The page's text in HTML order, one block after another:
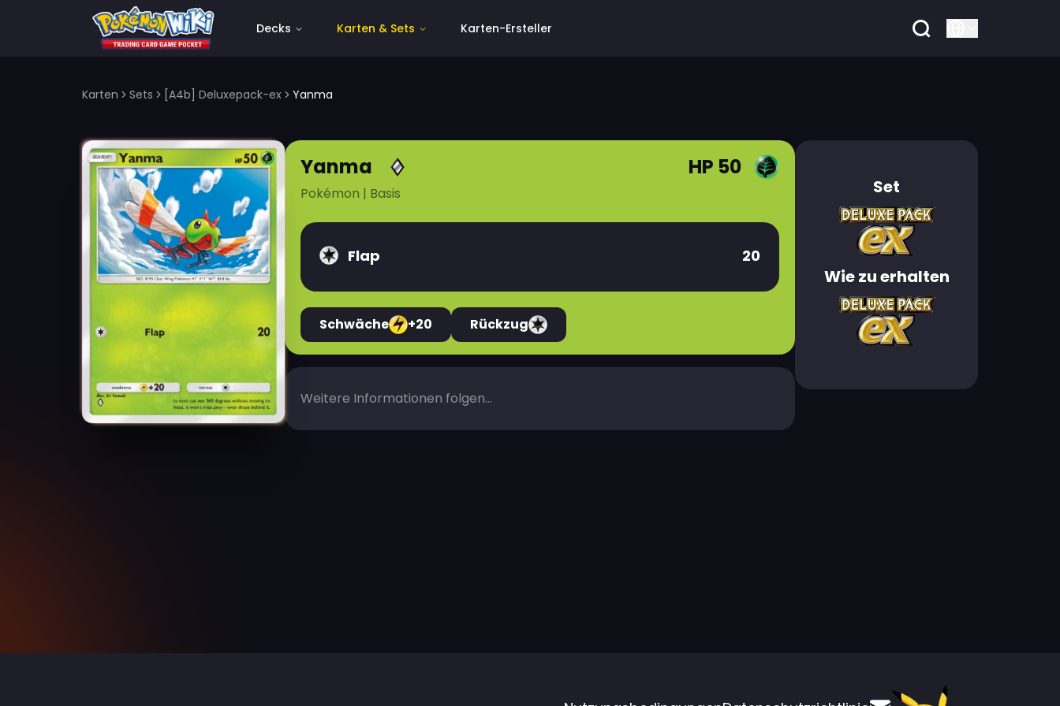
Karten Sets [A4b] Deluxepack-ex Yanma
Decks Karten & Sets Karten-Ersteller
Yanma HP 50
Pokémon | Basis
Flap 20
Schwäche +20 Rückzug
Weitere Informationen folgen...
Set
Wie zu erhalten